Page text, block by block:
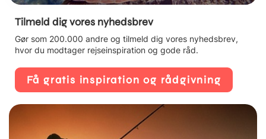
Tilmeld dig vores nyhedsbrev
Gør som 200.000 andre og tilmeld dig vores nyhedsbrev,
hvor du modtager rejseinspiration og gode råd.
Få gratis inspiration og rådgivning